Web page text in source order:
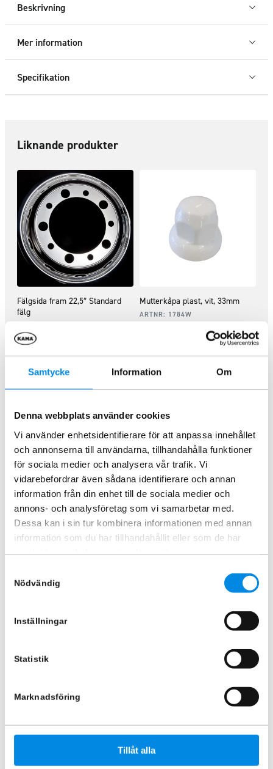
Samtycke Information Om
Denna webbplats använder cookies
Vi använder enhetsidentifierare för att anpassa innehållet
och annonserna till användarna, tillhandahålla funktioner
för sociala medier och analysera vår trafik. Vi
vidarebefordrar även sådana identifierare och annan
information från din enhet till de sociala medier och
annons- och analysföretag som vi samarbetar med.
Dessa kan i sin tur kombinera informationen med annan
information som du har tillhandahållit eller som de har
Nödvändig
Inställningar
Statistik
Marknadsföring
Tillåt alla
Beskrivning
Mer information
Specifikation
Liknande produkter
Fälgsida fram 22,5″ Standard
fälg
1 153,75
Inkl. moms
Lägg i varukorg
Mutterkåpa plast, vit, 33mm
ARTNR: 1784W
Hål
373,75kr
Lägg i varukorg